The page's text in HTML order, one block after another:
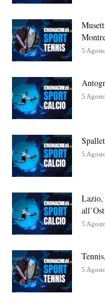
5
5
5
Lazio,
5
5